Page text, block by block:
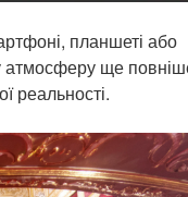
планшеті або
атмосферу ще
реальності.